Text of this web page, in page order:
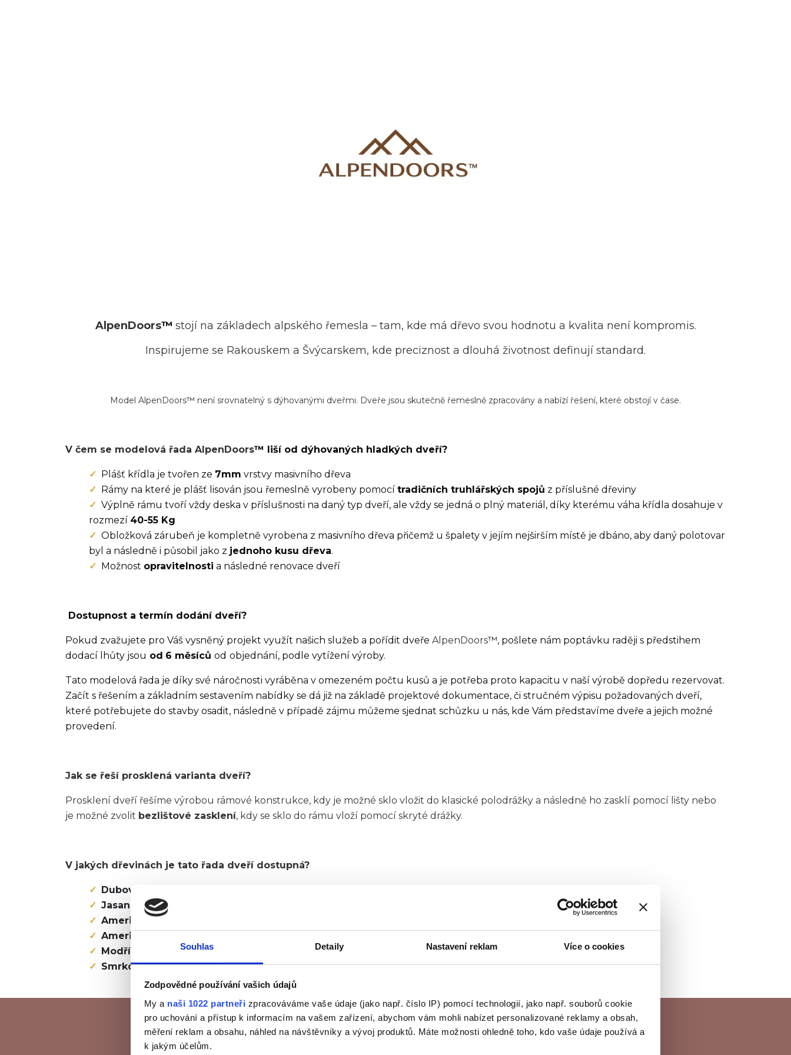
Souhlas Detaily Nastavení reklam Více o cookies
Zodpovědné používání vašich údajů
My a naši 1022 partneři zpracováváme vaše údaje (jako např. číslo IP) pomocí technologií, jako např. souborů cookie
pro uchování a přístup k informacím na vašem zařízení, abychom vám mohli nabízet personalizované reklamy a obsah,
měření reklam a obsahu, náhled na návštěvníky a vývoj produktů. Máte možnosti ohledně toho, kdo vaše údaje používá a
k jakým účelům.
AlpenDoors™ stojí na základech alpského řemesla – tam, kde má dřevo svou hodnotu a kvalita není kompromis.
Inspirujeme se Rakouskem a Švýcarskem, kde preciznost a dlouhá životnost definují standard.
Model AlpenDoors™ není srovnatelný s dýhovanými dveřmi. Dveře jsou skutečně řemeslně zpracovány a nabízí řešení, které obstojí v čase.
V čem se modelová řada AlpenDoors™ liší od dýhovaných hladkých dveří?
Plášť křídla je tvořen ze 7mm vrstvy masivního dřeva
Rámy na které je plášť lisován jsou řemeslně vyrobeny pomocí tradičních truhlářských spojů z příslušné dřeviny
Výplně rámu tvoří vždy deska v příslušnosti na daný typ dveří, ale vždy se jedná o plný materiál, díky kterému váha křídla dosahuje v
rozmezí 40-55 Kg
Obložková zárubeň je kompletně vyrobena z masivního dřeva přičemž u špalety v jejím nejširším místě je dbáno, aby daný polotovar
byl a následně i působil jako z jednoho kusu dřeva.
Možnost opravitelnosti a následné renovace dveří
Dostupnost a termín dodání dveří?
Pokud zvažujete pro Váš vysněný projekt využít našich služeb a pořídit dveře AlpenDoors™, pošlete nám poptávku raději s předstihem
dodací lhůty jsou od 6 měsíců od objednání, podle vytížení výroby.
Tato modelová řada je díky své náročnosti vyráběna v omezeném počtu kusů a je potřeba proto kapacitu v naší výrobě dopředu rezervovat.
Začít s řešením a základním sestavením nabídky se dá již na základě projektové dokumentace, či stručném výpisu požadovaných dveří,
které potřebujete do stavby osadit, následně v případě zájmu můžeme sjednat schůzku u nás, kde Vám představíme dveře a jejich možné
provedení.
Jak se řeší prosklená varianta dveří?
Prosklení dveří řešíme výrobou rámové konstrukce, kdy je možné sklo vložit do klasické polodrážky a následně ho zasklí pomocí lišty nebo
je možné zvolit bezlištové zasklení, kdy se sklo do rámu vloží pomocí skryté drážky.
V jakých dřevinách je tato řada dveří dostupná?
Dubové dřevo
Jasanové dřevo
Americký ořech
Americký dub
Modřínové dřevo
Smrkové dřevo
1. Výběr typu dveří